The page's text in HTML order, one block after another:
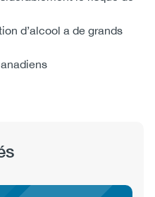
d’alcool a de grands